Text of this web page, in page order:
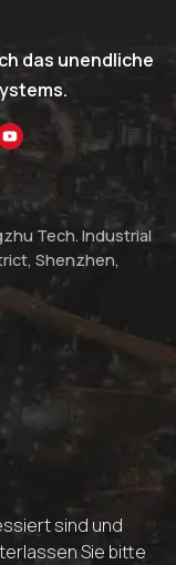
das unendliche
Tech. Industrial
Shenzhen,
sind und
Sie bitte